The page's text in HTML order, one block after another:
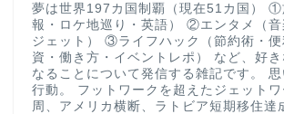
夢は世界197カ国制覇（現在51カ国） ①
報・ロケ地巡り・英語） ②エンタメ（
ジェット） ③ライフハック（節約術・便
資・働き方・イベントレポ） など、好
なることについて発信する雑記です。
行動。 フットワークを超えたジェット
周、アメリカ横断、ラトビア短期移住達